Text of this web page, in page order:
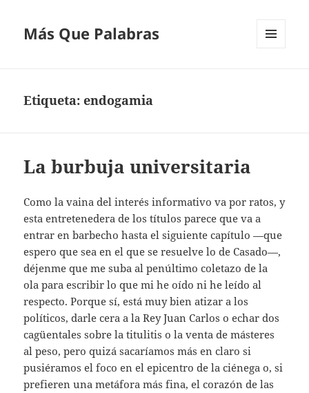
Más Que Palabras
Etiqueta:endogamia
La burbuja universitaria
Como la vaina del interés informativo va por ratos, y
esta entretenedera de los títulos parece que va a
entrar en barbecho hasta el siguiente capítulo —que
espero que sea en el que se resuelve lo de Casado—,
déjenme que me suba al penúltimo coletazo de la
ola para escribir lo que mi he oído ni he leído al
respecto. Porque sí, está muy bien atizar a los
políticos, darle cera a la Rey Juan Carlos o echar dos
cagüentales sobre la titulitis o la venta de másteres
al peso, pero quizá sacaríamos más en claro si
pusiéramos el foco en el epicentro de la ciénega o, si
prefieren una metáfora más fina, el corazón de las